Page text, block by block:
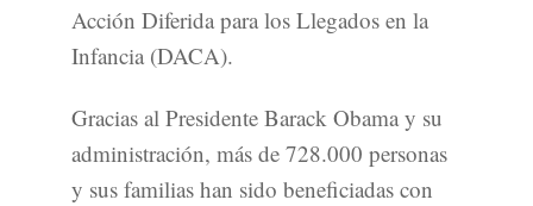
Acción Diferida para los Llegados en la
Infancia (DACA).
Gracias al Presidente Barack Obama y su
administración, más de 728.000 personas
y sus familias han sido beneficiadas con